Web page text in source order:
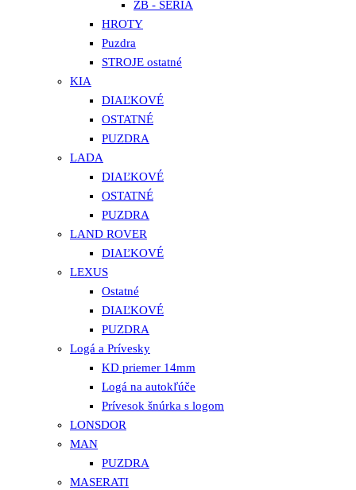
ZB - SÉRIA
HROTY
Puzdra
STROJE ostatné
KIA
DIAĽKOVÉ
OSTATNÉ
PUZDRA
LADA
DIAĽKOVÉ
OSTATNÉ
PUZDRA
LAND ROVER
DIAĽKOVÉ
LEXUS
Ostatné
DIAĽKOVÉ
PUZDRA
Logá a Prívesky
KD priemer 14mm
Logá na autokľúče
Prívesok šnúrka s logom
LONSDOR
MAN
PUZDRA
MASERATI